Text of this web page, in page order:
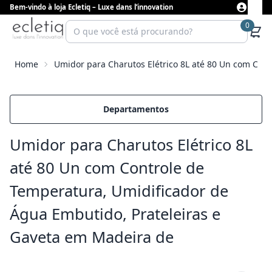
Bem-vindo à loja Ecletiq – Luxe dans l’innovation
0
Home Umidor para Charutos Elétrico 8L até 80 Un com
Departamentos
Umidor para Charutos Elétrico 8L
até 80 Un com Controle de
Temperatura, Umidificador de
Água Embutido, Prateleiras e
Gaveta em Madeira de